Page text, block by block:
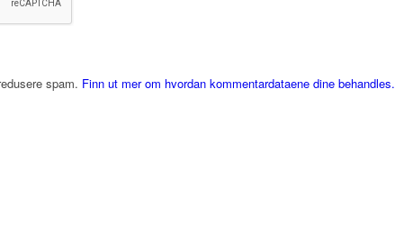
spam. Finn ut mer om hvordan kommentardataene dine behandles.